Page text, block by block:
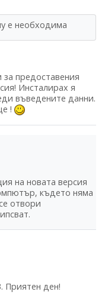
е необходима
предоставения
Инсталирах я
въведените данни.
!
на новата версия
където няма
отвори
Приятен ден!